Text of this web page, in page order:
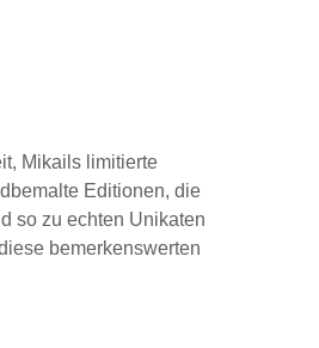
Mikails limitierte
Editionen, die
so zu echten Unikaten
bemerkenswerten